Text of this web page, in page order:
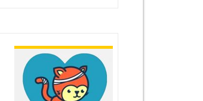
شاهد التفاصيل